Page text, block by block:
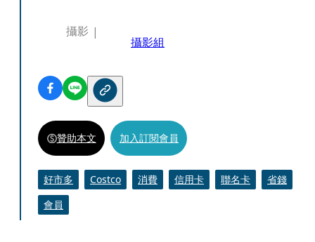
攝影
攝影組
贊助本文 加入訂閱會員
好市多 Costco 消費 信用卡 聯名卡
省錢
會員